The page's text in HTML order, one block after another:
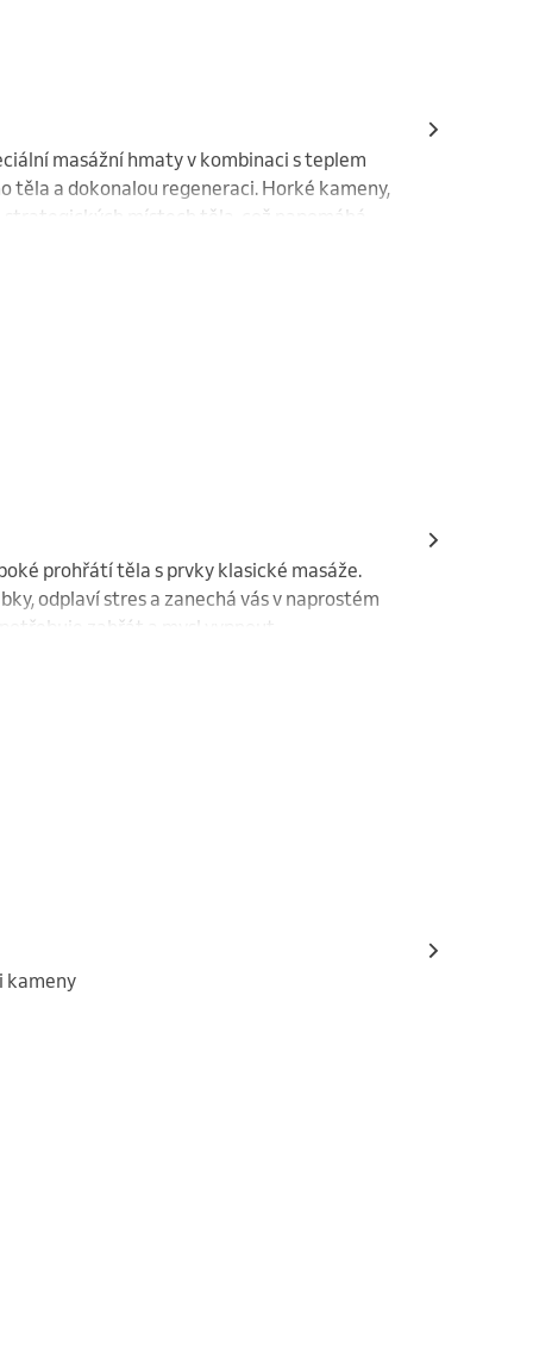
masážní hmaty v kombinaci s teplem
těla a dokonalou regeneraci. Horké kameny,
místech těla, což napomáhá
prohřátí těla s prvky klasické masáže.
odplaví stres a zanechá vás v naprostém
zahřát a mysl vypnout.
kameny